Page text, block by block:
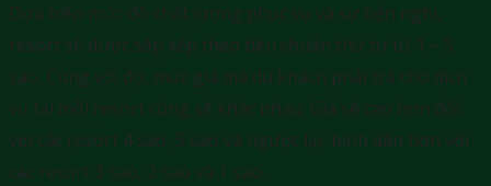
Dựa trên mức độ chất lượng phục vụ và sự tiện nghi,
resort sẽ được sắp xếp theo tiêu chuẩn thứ tự từ 1 – 5
sao. Cùng với đó, mức giá mà du khách phải trả cho dịch
vụ tại mỗi resort cũng sẽ khác nhau. Giá sẽ cao hơn đối
với các resort 4 sao, 5 sao và ngược lại, bình dân hơn với
các resort 3 sao, 2 sao và 1 sao.